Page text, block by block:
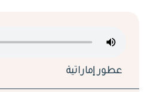
عطور إماراتية